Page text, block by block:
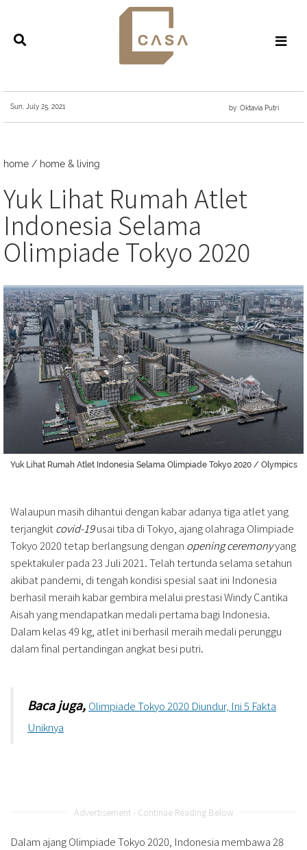
Sun, July 25, 2021 by: Oktavia Putri
home / home & living
Yuk Lihat Rumah Atlet
Indonesia Selama
Olimpiade Tokyo 2020
Yuk Lihat Rumah Atlet Indonesia Selama Olimpiade Tokyo 2020 / Olympics
Walaupun masih dihantui dengan kabar adanya tiga atlet yang
terjangkitcovid-19usai tiba di Tokyo, ajang olahraga Olimpiade
Tokyo 2020 tetap berlangsung dengan opening ceremonyyang
spektakuler pada 23 Juli 2021. Telah tertunda selama setahun
akibat pandemi, di tengah kondisi spesial saat ini Indonesia
berhasil meraih kabar gembira melalui prestasi Windy Cantika
Aisah yang mendapatkan medali pertama bagi Indonesia.
Dalam kelas 49 kg, atlet ini berhasil meraih medali perunggu
dalam final pertandingan angkat besi putri.
Baca juga, Olimpiade Tokyo 2020 Diundur, Ini 5 Fakta
Uniknya
Advertisement - Continue Reading Below
Dalam ajang Olimpiade Tokyo 2020, Indonesia membawa 28